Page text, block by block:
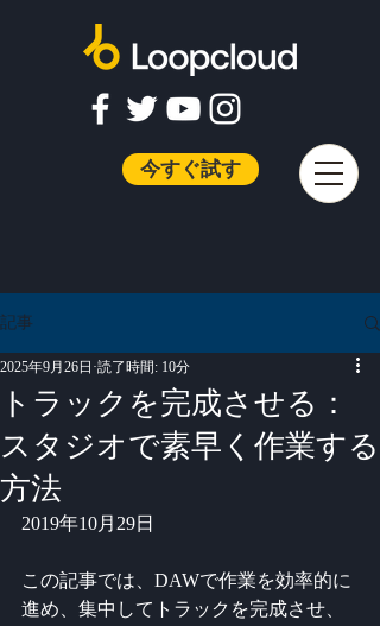
今すぐ試す
記事
トラックを完成させる：
スタジオで素早く作業する
方法
2025年9月26日 読了時間: 10分
2019年10月29日
この記事では、DAWで作業を効率的に
進め、集中してトラックを完成させ、